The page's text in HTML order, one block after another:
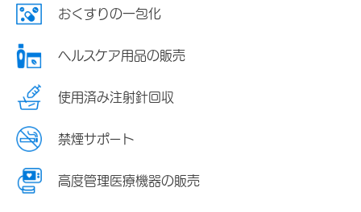
おくすりの一包化
ヘルスケア用品の販売
使用済み注射針回収
禁煙サポート
高度管理医療機器の販売